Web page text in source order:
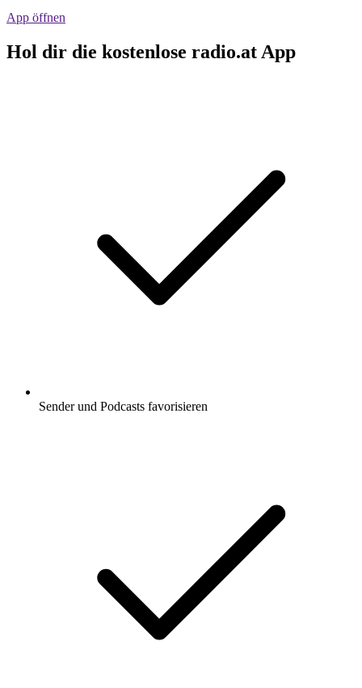
App öffnen
Hol dir die kostenlose radio.at App
Sender und Podcasts favorisieren